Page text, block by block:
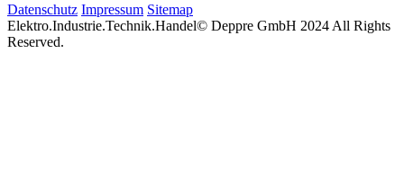
Datenschutz Impressum Sitemap
Elektro.Industrie.Technik.Handel© Deppre GmbH 2024 All Rights
Reserved.